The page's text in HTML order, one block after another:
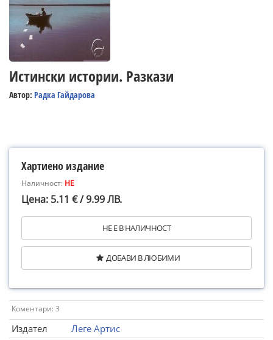
Истински истории. Разкази
Автор: Радка Гайдарова
Хартиено издание
Наличност: НЕ
Цена: 5.11 € / 9.99 ЛВ.
НЕ Е В НАЛИЧНОСТ
ДОБАВИ В ЛЮБИМИ
Коментари: 3
Издател
Леге Артис